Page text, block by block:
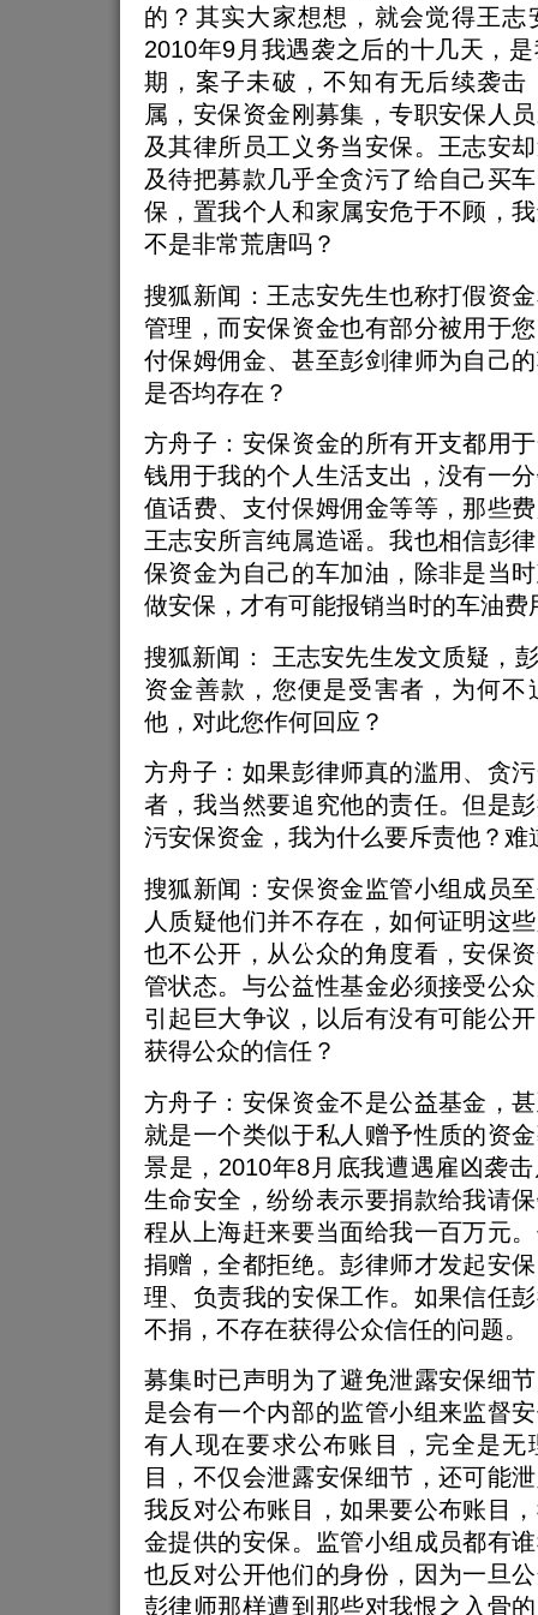
的？其实大家想想，就会觉得王志
2010年9月我遇袭之后的十几天，
期，案子未破，不知有无后续袭击
属，安保资金刚募集，专职安保人
及其律所员工义务当安保。王志安
及待把募款几乎全贪污了给自己买
保，置我个人和家属安危于不顾，
不是非常荒唐吗？
搜狐新闻：王志安先生也称打假资
管理，而安保资金也有部分被用于
付保姆佣金、甚至彭剑律师为自己
是否均存在？
方舟子：安保资金的所有开支都用
钱用于我的个人生活支出，没有一
值话费、支付保姆佣金等等，那些
王志安所言纯属造谣。我也相信彭
保资金为自己的车加油，除非是当
做安保，才有可能报销当时的车油费
搜狐新闻： 王志安先生发文质疑，
资金善款，您便是受害者，为何不
他，对此您作何回应？
方舟子：如果彭律师真的滥用、贪
者，我当然要追究他的责任。但是
污安保资金，我为什么要斥责他？难
搜狐新闻：安保资金监管小组成员
人质疑他们并不存在，如何证明这
也不公开，从公众的角度看，安保
管状态。与公益性基金必须接受公
引起巨大争议，以后有没有可能公
获得公众的信任？
方舟子：安保资金不是公益基金，
就是一个类似于私人赠予性质的资
景是，2010年8月底我遭遇雇凶袭
生命安全，纷纷表示要捐款给我请
程从上海赶来要当面给我一百万元
捐赠，全都拒绝。彭律师才发起安
理、负责我的安保工作。如果信任
不捐，不存在获得公众信任的问题。
募集时已声明为了避免泄露安保细
是会有一个内部的监管小组来监督
有人现在要求公布账目，完全是无
目，不仅会泄露安保细节，还可能
我反对公布账目，如果要公布账目
金提供的安保。监管小组成员都有
也反对公开他们的身份，因为一旦
彭律师那样遭到那些对我恨之入骨